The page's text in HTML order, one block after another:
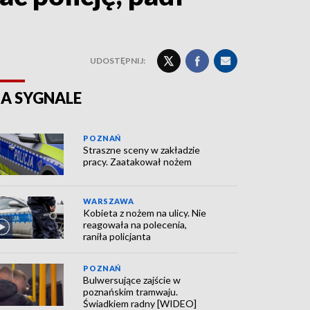
UDOSTĘPNIJ:
SYGNALE
POZNAŃ
Straszne sceny w zakładzie
pracy. Zaatakował nożem
WARSZAWA
Kobieta z nożem na ulicy. Nie
reagowała na polecenia,
raniła policjanta
POZNAŃ
Bulwersujące zajście w
poznańskim tramwaju.
Świadkiem radny [WIDEO]